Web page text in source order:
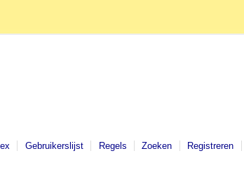
Gebruikerslijst Regels Zoeken Registreren